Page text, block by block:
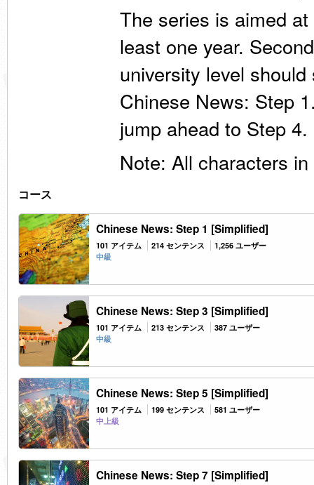
The series is aimed
least one year.
university level
Chinese News: Step
jump ahead to Step 4.
Note: All characters
コース
Chinese News: Step 1 [Simplified]
101 アイテム 214 センテンス
1,256 ユーザー
中級
Chinese News: Step 3 [Simplified]
101 アイテム 213 センテンス
387 ユーザー
中級
Chinese News: Step 5 [Simplified]
101 アイテム 199 センテンス
581 ユーザー
中上級
Chinese News: Step 7 [Simplified]